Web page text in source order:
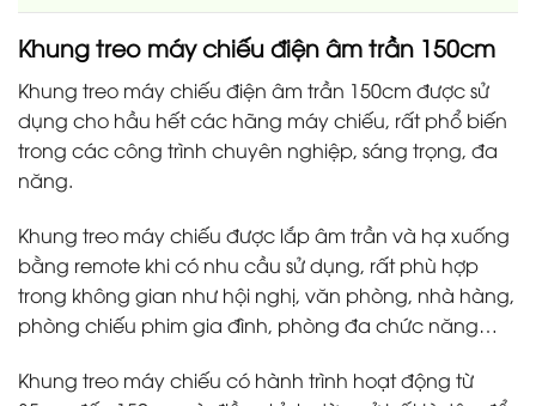
Khung treo máy chiếu điện âm trần 150cm
Khung treo máy chiếu điện âm trần 150cm được sử
dụng cho hầu hết các hãng máy chiếu, rất phổ biến
trong các công trình chuyên nghiệp, sáng trọng, đa
năng.
Khung treo máy chiếu được lắp âm trần và hạ xuống
bằng remote khi có nhu cầu sử dụng, rất phù hợp
trong không gian như hội nghị, văn phòng, nhà hàng,
phòng chiếu phim gia đình, phòng đa chức năng…
Khung treo máy chiếu có hành trình hoạt động từ